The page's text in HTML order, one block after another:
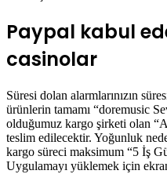
Paypal kabul
casinolar
Süresi dolan alarmlarınızın
ürünlerin tamamı “doremusic
olduğumuz kargo şirketi olan
teslim edilecektir. Yoğunluk
kargo süreci maksimum “5 İş
Uygulamayı yüklemek için